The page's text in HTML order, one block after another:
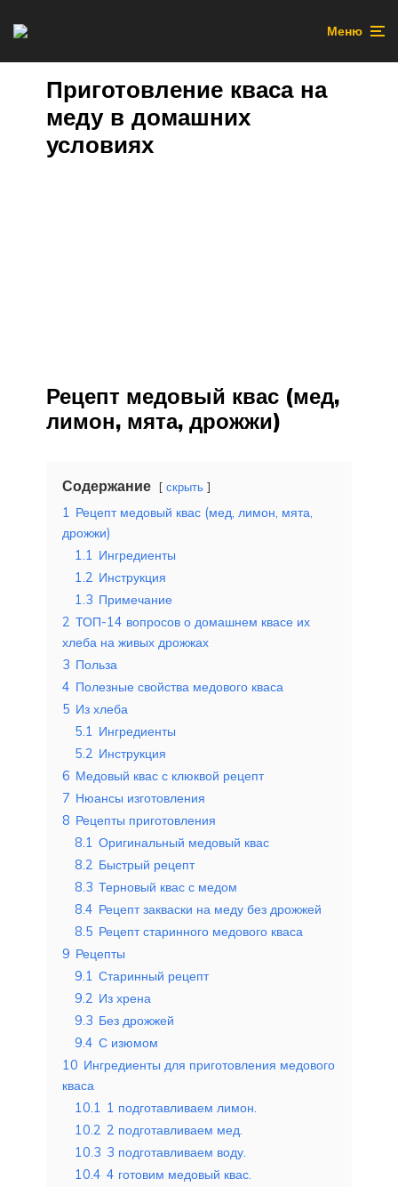
Меню
Приготовление кваса на
меду в домашних
условиях
Рецепт медовый квас (мед,
лимон, мята, дрожжи)
Содержание скрыть
1 Рецепт медовый квас (мед, лимон, мята,
дрожжи)
1.1 Ингредиенты
1.2 Инструкция
1.3 Примечание
2 ТОП-14 вопросов о домашнем квасе их
хлеба на живых дрожжах
3 Польза
4 Полезные свойства медового кваса
5 Из хлеба
5.1 Ингредиенты
5.2 Инструкция
6 Медовый квас с клюквой рецепт
7 Нюансы изготовления
8 Рецепты приготовления
8.1 Оригинальный медовый квас
8.2 Быстрый рецепт
8.3 Терновый квас с медом
8.4 Рецепт закваски на меду без дрожжей
8.5 Рецепт старинного медового кваса
9 Рецепты
9.1 Старинный рецепт
9.2 Из хрена
9.3 Без дрожжей
9.4 С изюмом
10 Ингредиенты для приготовления медового
кваса
10.1 1 подготавливаем лимон.
10.2 2 подготавливаем мед.
10.3 3 подготавливаем воду.
10.4 4 готовим медовый квас.